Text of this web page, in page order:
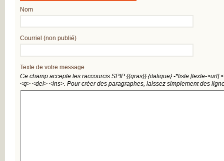
PAS...
L’ARTHROSE
SOIGNE
EN MARCHE
EN SAVOIR PLUS
L’ARTHROSE
Nom
Courriel (non publié)
Texte de votre message
Ce champ accepte les raccourcis SPIP {{gras}} {italique} -*liste [texte->url]
<q> <del> <ins>. Pour créer des paragraphes, laissez simplement des